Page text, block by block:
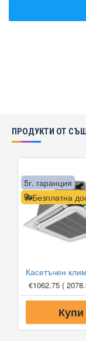
ПРОДУКТИ ОТ
Безплатна
5г. гаранция
€1062.75 (
Купи